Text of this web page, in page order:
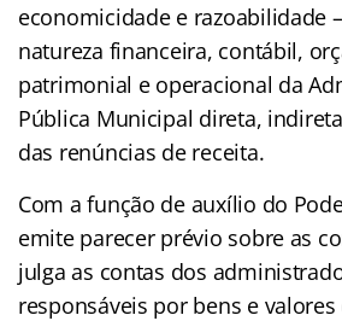
economicidade e razoabilidade
natureza financeira, contábil,
patrimonial e operacional da
Pública Municipal direta,
das renúncias de receita.
Com a função de auxílio do
emite parecer prévio sobre as
julga as contas dos
responsáveis por bens e